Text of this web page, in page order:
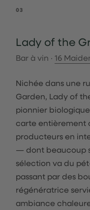
03
Lady of the
Bar à vin · 16
Nichée dans une
Garden, Lady of
pionnier
carte entièrement
producteurs en
— dont beaucoup
sélection va du
passant par des
régénératrice
ambiance